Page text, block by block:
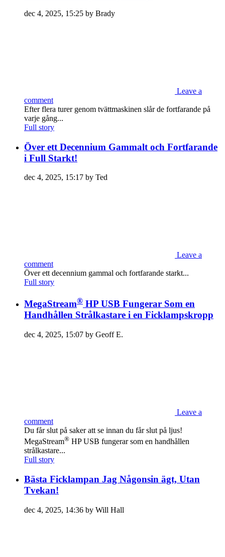
dec 4, 2025, 15:25 by Brady
Leave a
comment
Efter flera turer genom tvättmaskinen slår de fortfarande på
varje gång...
Full story
Över ett Decennium Gammalt och Fortfarande
i Full Starkt!
dec 4, 2025, 15:17 by Ted
Leave a
comment
Över ett decennium gammal och fortfarande starkt...
Full story
MegaStream® HP USB Fungerar Som en
Handhållen Strålkastare i en Ficklampskropp
dec 4, 2025, 15:07 by Geoff E.
Leave a
comment
Du får slut på saker att se innan du får slut på ljus!
MegaStream® HP USB fungerar som en handhållen
strålkastare...
Full story
Bästa Ficklampan Jag Någonsin ägt, Utan
Tvekan!
dec 4, 2025, 14:36 by Will Hall